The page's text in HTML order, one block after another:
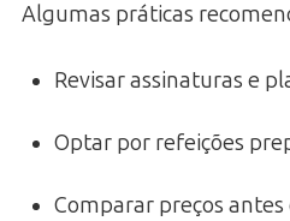
Algumas práticas
Revisar assinaturas e
Optar por refeições
Comparar preços antes